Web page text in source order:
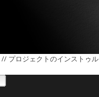
// プロジェクトのインストゥ